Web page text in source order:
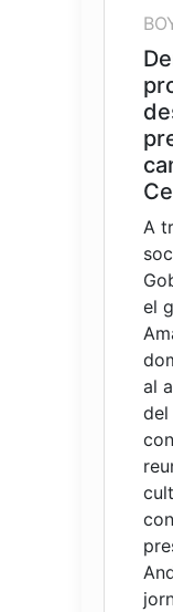
A
el
al
del